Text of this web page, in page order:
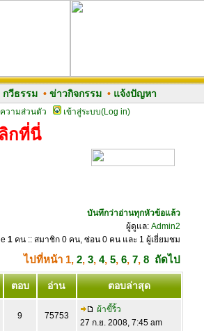
กวีธรรม• ข่าวกิจกรรม• แจ้งปัญหา
วามส่วนตัว เข้าสู่ระบบ(Log in)
กที่นี่
บันทึกว่าอ่านทุกหัวข้อแล้ว
ผู้ดูแล: Admin2
1คน :: สมาชิก 0 คน, ซ่อน 0 คน และ 1 ผู้เยี่ยมชม
ไปที่หน้า 1, 2, 3, 4, 5, 6, 7, 8 ถัดไป
ตอบ อ่าน ตอบล่าสุด
9 75753
ผ้าขี้ริ้ว
27 ก.ย. 2008, 7:45 am